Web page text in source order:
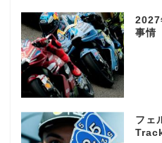
2027
事情
フェ